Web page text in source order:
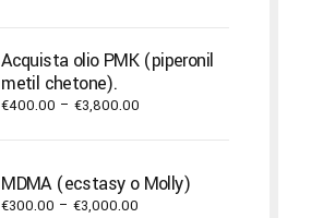
through
€3,000.00
Acquista olio PMK (piperonil
metil chetone).
€400.00 – €3,800.00
through
€3,800.00
MDMA (ecstasy o Molly)
€300.00 – €3,000.00